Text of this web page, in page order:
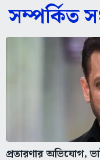
সম্পর্কিত
প্রতারণার অভিযোগ,